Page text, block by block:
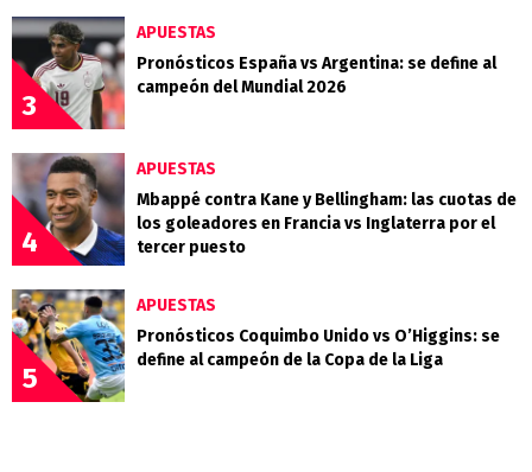
3
APUESTAS
Pronósticos España vs Argentina: se define al
campeón del Mundial 2026
4
APUESTAS
Mbappé contra Kane y Bellingham: las cuotas de
los goleadores en Francia vs Inglaterra por el
tercer puesto
5
APUESTAS
Pronósticos Coquimbo Unido vs O’Higgins: se
define al campeón de la Copa de la Liga